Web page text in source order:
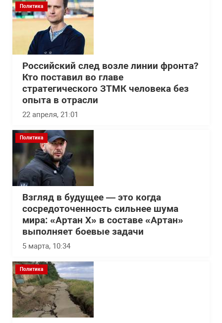
Политика
Российский след возле линии фронта?
Кто поставил во главе
стратегического ЗТМК человека без
опыта в отрасли
22 апреля, 21:01
Политика
Взгляд в будущее — это когда
сосредоточенность сильнее шума
мира: «Артан Х» в составе «Артан»
выполняет боевые задачи
5 марта, 10:34
Политика